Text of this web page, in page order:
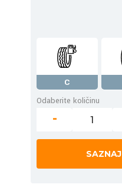
C
Odaberite količinu
-